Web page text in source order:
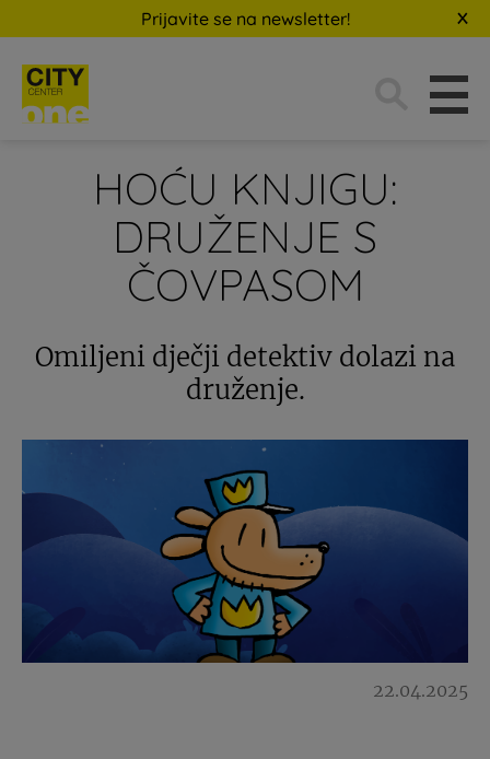
Prijavite se na newsletter!
HOĆU KNJIGU:
DRUŽENJE S
ČOVPASOM
Omiljeni dječji detektiv dolazi na
druženje.
22.04.2025